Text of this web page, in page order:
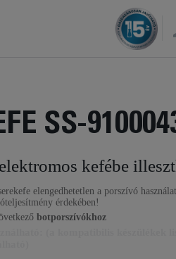
SS-
kefébe
elengedhetetlen a porszívó
érdekében!
botporszívókhoz